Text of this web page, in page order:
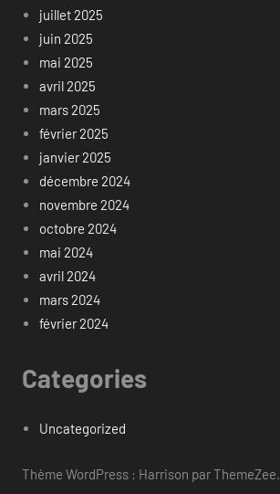
juillet 2025
juin 2025
mai 2025
avril 2025
mars 2025
février 2025
janvier 2025
décembre 2024
novembre 2024
octobre 2024
mai 2024
avril 2024
mars 2024
février 2024
Categories
Uncategorized
Thème WordPress : Harrison par ThemeZee.